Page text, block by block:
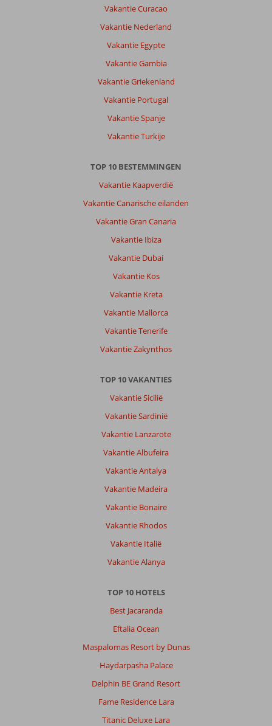
Vakantie Curacao
Vakantie Nederland
Vakantie Egypte
Vakantie Gambia
Vakantie Griekenland
Vakantie Portugal
Vakantie Spanje
Vakantie Turkije
TOP 10 BESTEMMINGEN
Vakantie Kaapverdië
Vakantie Canarische eilanden
Vakantie Gran Canaria
Vakantie Ibiza
Vakantie Dubai
Vakantie Kos
Vakantie Kreta
Vakantie Mallorca
Vakantie Tenerife
Vakantie Zakynthos
TOP 10 VAKANTIES
Vakantie Sicilië
Vakantie Sardinië
Vakantie Lanzarote
Vakantie Albufeira
Vakantie Antalya
Vakantie Madeira
Vakantie Bonaire
Vakantie Rhodos
Vakantie Italië
Vakantie Alanya
TOP 10 HOTELS
Best Jacaranda
Eftalia Ocean
Maspalomas Resort by Dunas
Haydarpasha Palace
Delphin BE Grand Resort
Fame Residence Lara
Titanic Deluxe Lara